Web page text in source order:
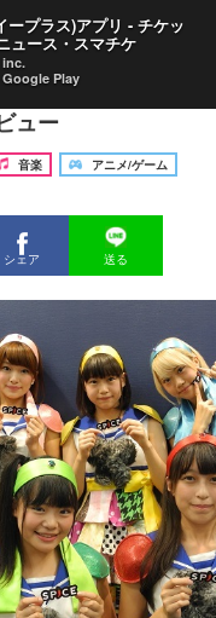
ユニット「オトメ
ュー
音楽
アニメ/ゲーム
シェア 送る
ープラス)アプリ - チケッ
ュース・スマチケ
Google Play